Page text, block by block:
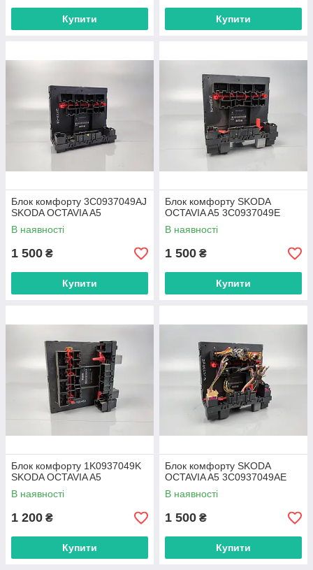
Купити Купити
Блок комфорту 3C0937049AJ
SKODA OCTAVIA A5
В наявності
1 500 ₴
Купити
Блок комфорту SKODA
OCTAVIA A5 3C0937049E
В наявності
1 500 ₴
Купити
Блок комфорту 1K0937049K
SKODA OCTAVIA A5
В наявності
1 200 ₴
Купити
Блок комфорту SKODA
OCTAVIA A5 3C0937049AE
В наявності
1 500 ₴
Купити